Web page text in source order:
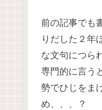
前の記事でも
りだした２年
な文句につら
専門的に言う
勢でひじをま
め、、、？